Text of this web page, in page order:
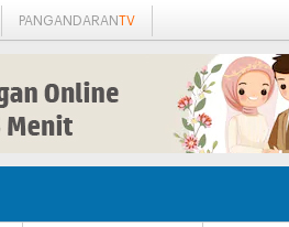
PANGANDARANTV